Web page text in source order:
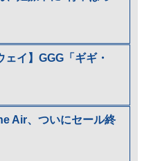
ェイ】GGG「ギギ・
Air、ついにセール終